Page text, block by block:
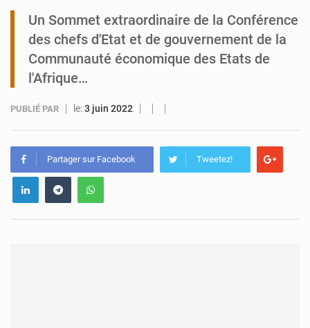
Tibiri : le dialogue, nouveau terrain de jeu pour la paix
Un Sommet extraordinaire de la Conférence
des chefs d'Etat et de gouvernement de la
Communauté économique des Etats de
l'Afrique…
PUBLIÉ PAR le:3 juin 2022
Partager sur Facebook Tweetez!